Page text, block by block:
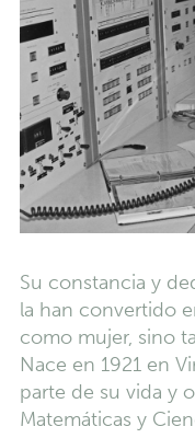
Su constancia y
la han convertido
como mujer, sino
Nace en 1921 en
parte de su vida y
Matemáticas y